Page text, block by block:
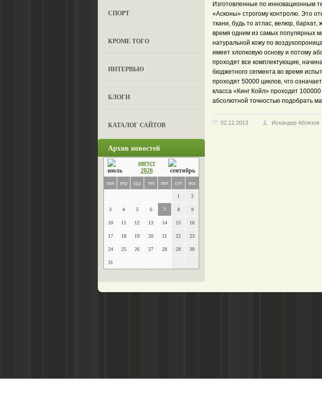
СПОРТ
КРОМЕ ТОГО
ИНТЕРВЬЮ
БЛОГИ
КАТАЛОГ САЙТОВ
Архив новостей
август
2026
пон втр срд чет пят суб вск
1 2
3 4 5 6 7 8 9
10 11 12 13 14 15 16
17 18 19 20 21 22 23
24 25 26 27 28 29 30
31
Изготовленные по инновационным
«Асконы» строгому контролю. Это
ткани, будь то атлас, велюр,
время одним из самых популярных
натуральной кожу по
имеет хлопковую основу и потому
проходят все комплектующие,
бюджетного сегмента во время
проходят 50000 циклов, что
класса «Кинг Койл» проходит
абсолютной точностью подобрать
02.12.2013 Искандер Аблязов